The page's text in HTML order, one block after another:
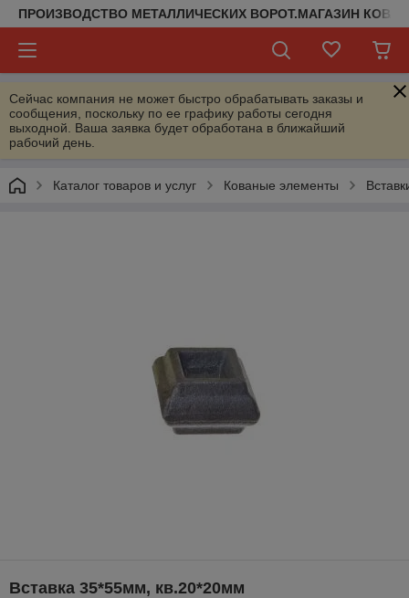
ПРОИЗВОДСТВО МЕТАЛЛИЧЕСКИХ ВОРОТ.МАГАЗИН
Сейчас компания не может быстро обрабатывать заказы и
сообщения, поскольку по ее графику работы сегодня
выходной. Ваша заявка будет обработана в ближайший
рабочий день.
Каталог товаров и услуг Кованые элементы
Вставка 35*55мм, кв.20*20мм